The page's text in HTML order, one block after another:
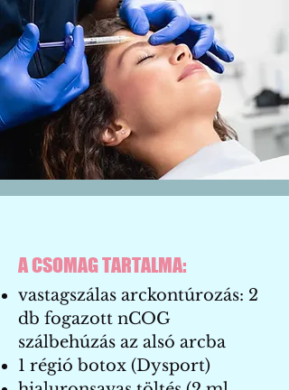
A CSOMAG TARTALMA:
vastagszálas arckontúrozás: 2
db fogazott nCOG
szálbehúzás az alsó arcba
1 régió botox (Dysport)